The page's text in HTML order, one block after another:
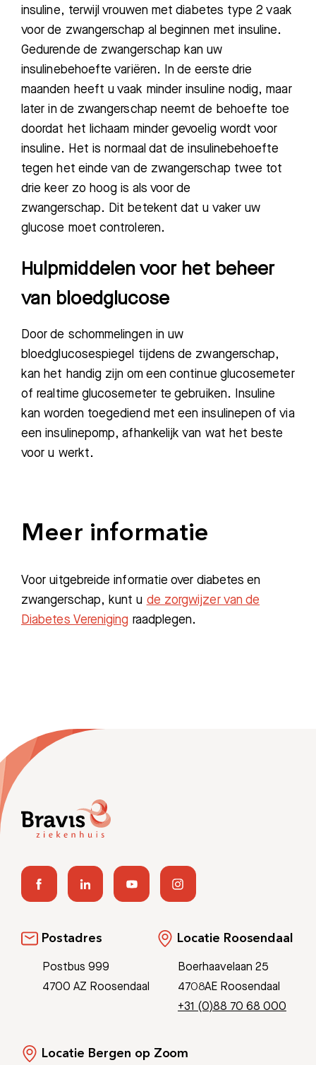
insuline, terwijl vrouwen met diabetes type 2 vaak
voor de zwangerschap al beginnen met insuline.
Gedurende de zwangerschap kan uw
insulinebehoefte variëren. In de eerste drie
maanden heeft u vaak minder insuline nodig, maar
later in de zwangerschap neemt de behoefte toe
doordat het lichaam minder gevoelig wordt voor
insuline. Het is normaal dat de insulinebehoefte
tegen het einde van de zwangerschap twee tot
drie keer zo hoog is als voor de
zwangerschap. Dit betekent dat u vaker uw
glucose moet controleren.
Hulpmiddelen voor het beheer
van bloedglucose
Door de schommelingen in uw
bloedglucosespiegel tijdens de zwangerschap,
kan het handig zijn om een continue glucosemeter
of realtime glucosemeter te gebruiken. Insuline
kan worden toegediend met een insulinepen of via
een insulinepomp, afhankelijk van wat het beste
voor u werkt.
Meer informatie
Voor uitgebreide informatie over diabetes en
zwangerschap, kunt u de zorgwijzer van de
Diabetes Vereniging raadplegen.
Postadres
Postbus 999
4700 AZ Roosendaal
Locatie Roosendaal
Boerhaavelaan 25
4708AE Roosendaal
+31 (0)88 70 68 000
Locatie Bergen op Zoom